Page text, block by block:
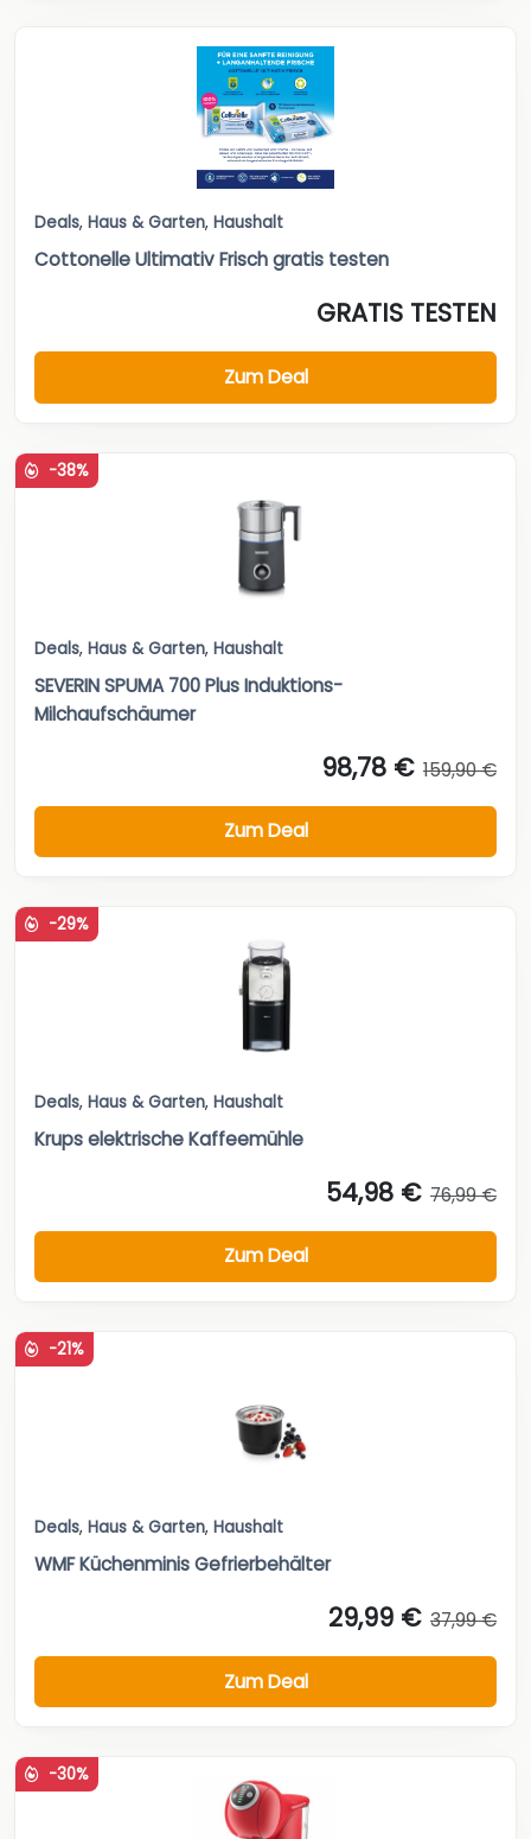
Deals, Haus & Garten, Haushalt
Cottonelle Ultimativ Frisch gratis testen
GRATIS TESTEN
Zum Deal
-38%
Deals, Haus & Garten, Haushalt
SEVERIN SPUMA 700 Plus Induktions-
Milchaufschäumer
98,78 € 159,90 €
Zum Deal
-29%
Deals, Haus & Garten, Haushalt
Krups elektrische Kaffeemühle
54,98 € 76,99 €
Zum Deal
-21%
Deals, Haus & Garten, Haushalt
WMF Küchenminis Gefrierbehälter
29,99 € 37,99 €
Zum Deal
-30%